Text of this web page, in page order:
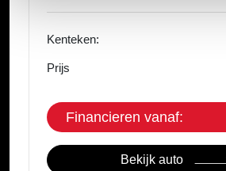
Kenteken:
Prijs
Financieren vanaf:
Bekijk auto